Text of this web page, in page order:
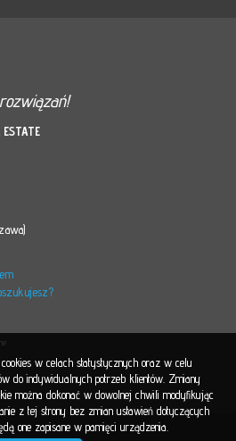
w celach statystycznych oraz w celu
do indywidualnych potrzeb klientów. Zmiany
można dokonać w dowolnej chwili modyfikując
z tej strony bez zmian ustawień dotyczących
one zapisane w pamięci urządzenia.